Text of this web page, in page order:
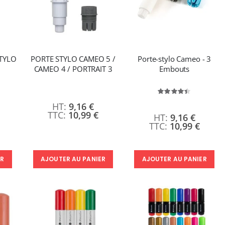
PORTE STYLO CAMEO 5 /
CAMEO 4 / PORTRAIT 3
10,99 €
9,16 €
AJOUTER AU PANIER
Porte-stylo Cameo - 3
Embouts
Évaluation:
10,99 €
9,16 €
AJOUTER AU PANIER